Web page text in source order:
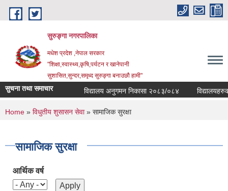
Skip to main content
सुरुङ्‍गा नगरपालिका
मधेश प्रदेश ,नेपाल सरकार
"शिक्षा,स्वास्थ्य,कृषि,पर्यटन र खानेपानी
सुशासित,सुन्दर,समृध्द सुरुङ्गा बनाउछौ हामी"
सुचना तथा समाचार विद्यालय अनुगमन निकासा २०८३/०८४
You are here
Home » विधुतीय शुसासन सेवा» सामाजिक सुरक्षा
सामाजिक सुरक्षा
आर्थिक वर्ष